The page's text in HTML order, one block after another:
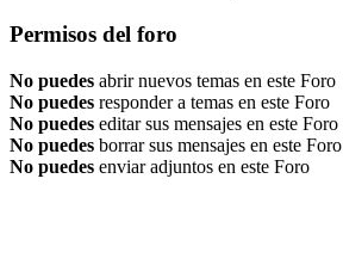
Permisos del foro
No puedes abrir nuevos temas en este Foro
No puedes responder a temas en este Foro
No puedes editar sus mensajes en este Foro
No puedes borrar sus mensajes en este Foro
No puedes enviar adjuntos en este Foro